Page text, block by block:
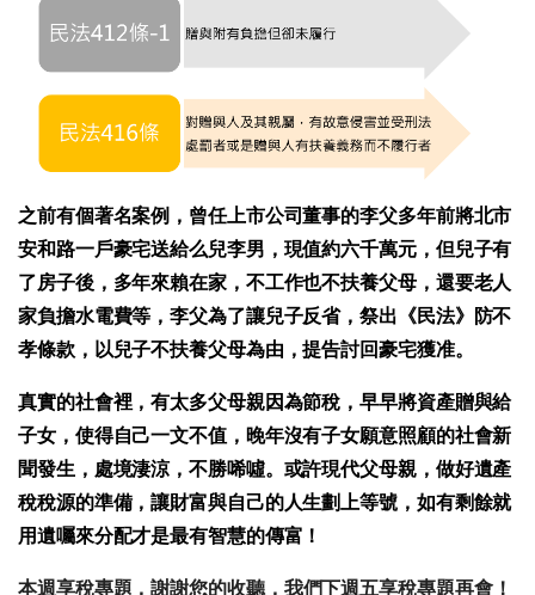
之前有個著名案例，曾任上市公司董事的李父多年前將北市
安和路一戶豪宅送給么兒李男，現值約六千萬元，但兒子有
了房子後，多年來賴在家，不工作也不扶養父母，還要老人
家負擔水電費等，李父為了讓兒子反省，祭出《民法》防不
孝條款，以兒子不扶養父母為由，提告討回豪宅獲准。
真實的社會裡，有太多父母親因為節稅，早早將資產贈與給
子女，使得自己一文不值，晚年沒有子女願意照顧的社會新
聞發生，處境淒涼，不勝唏噓。或許現代父母親，做好遺產
稅稅源的準備，讓財富與自己的人生劃上等號，如有剩餘就
用遺囑來分配才是最有智慧的傳富！
本週享稅專題，謝謝您的收聽， 我們下週五享稅專題再會！